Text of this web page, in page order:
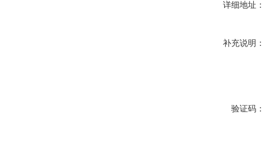
详细地址：
补充说明：
验证码：